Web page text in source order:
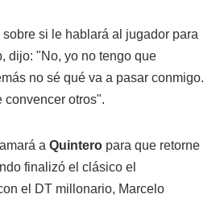
si le hablará al jugador para
dijo: "No, yo no tengo que
no sé qué va a pasar conmigo.
convencer otros".
a Quintero para que retorne
finalizó el clásico el
el DT millonario, Marcelo